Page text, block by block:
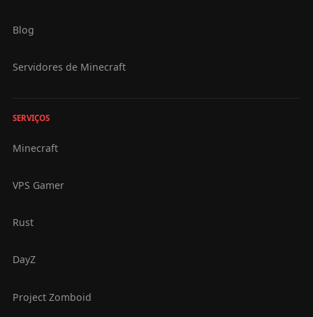
Blog
Servidores de Minecraft
SERVIÇOS
Minecraft
VPS Gamer
Rust
DayZ
Project Zomboid